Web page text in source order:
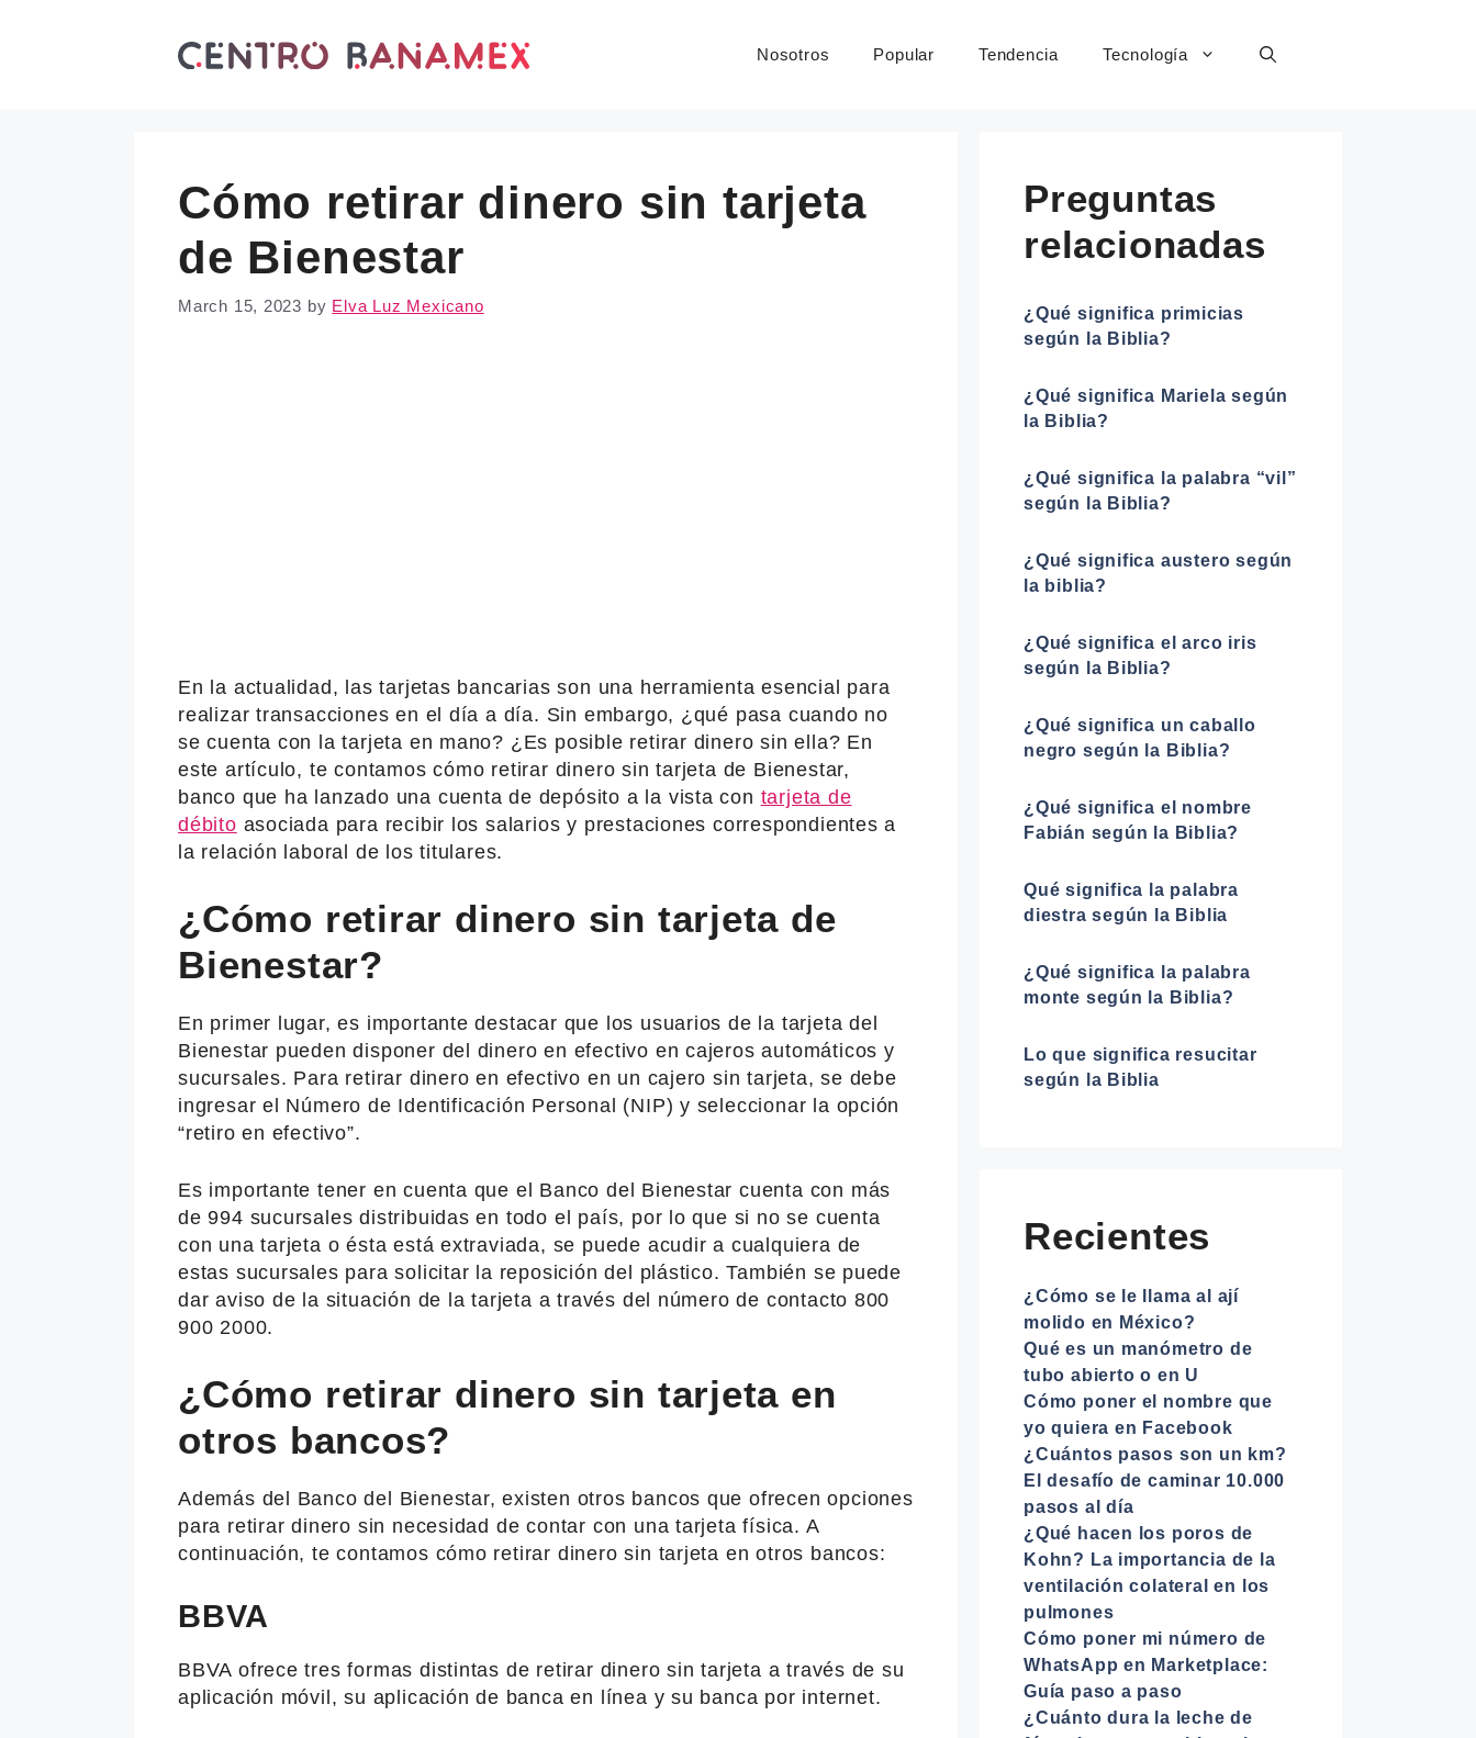
Nosotros Popular Tendencia Tecnología
Cómo retirar dinero sin tarjeta
de Bienestar
March 15, 2023 by Elva Luz Mexicano
En la actualidad, las tarjetas bancarias son una herramienta esencial para
realizar transacciones en el día a día. Sin embargo, ¿qué pasa cuando no
se cuenta con la tarjeta en mano? ¿Es posible retirar dinero sin ella? En
este artículo, te contamos cómo retirar dinero sin tarjeta de Bienestar,
banco que ha lanzado una cuenta de depósito a la vista con tarjeta de
débito asociada para recibir los salarios y prestaciones correspondientes a
la relación laboral de los titulares.
¿Cómo retirar dinero sin tarjeta de
Bienestar?
En primer lugar, es importante destacar que los usuarios de la tarjeta del
Bienestar pueden disponer del dinero en efectivo en cajeros automáticos y
sucursales. Para retirar dinero en efectivo en un cajero sin tarjeta, se debe
ingresar el Número de Identificación Personal (NIP) y seleccionar la opción
“retiro en efectivo”.
Es importante tener en cuenta que el Banco del Bienestar cuenta con más
de 994 sucursales distribuidas en todo el país, por lo que si no se cuenta
con una tarjeta o ésta está extraviada, se puede acudir a cualquiera de
estas sucursales para solicitar la reposición del plástico. También se puede
dar aviso de la situación de la tarjeta a través del número de contacto 800
900 2000.
¿Cómo retirar dinero sin tarjeta en
otros bancos?
Además del Banco del Bienestar, existen otros bancos que ofrecen opciones
para retirar dinero sin necesidad de contar con una tarjeta física. A
continuación, te contamos cómo retirar dinero sin tarjeta en otros bancos:
BBVA
BBVA ofrece tres formas distintas de retirar dinero sin tarjeta a través de su
aplicación móvil, su aplicación de banca en línea y su banca por internet.
Preguntas
relacionadas
¿Qué significa primicias
según la Biblia?
¿Qué significa Mariela según
la Biblia?
¿Qué significa la palabra “vil”
según la Biblia?
¿Qué significa austero según
la biblia?
¿Qué significa el arco iris
según la Biblia?
¿Qué significa un caballo
negro según la Biblia?
¿Qué significa el nombre
Fabián según la Biblia?
Qué significa la palabra
diestra según la Biblia
¿Qué significa la palabra
monte según la Biblia?
Lo que significa resucitar
según la Biblia
Recientes
¿Cómo se le llama al ají
molido en México?
Qué es un manómetro de
tubo abierto o en U
Cómo poner el nombre que
yo quiera en Facebook
¿Cuántos pasos son un km?
El desafío de caminar 10.000
pasos al día
¿Qué hacen los poros de
Kohn? La importancia de la
ventilación colateral en los
pulmones
Cómo poner mi número de
WhatsApp en Marketplace:
Guía paso a paso
¿Cuánto dura la leche de